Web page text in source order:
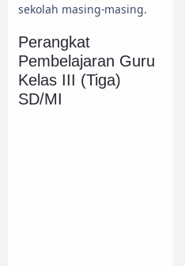
sekolah masing-masing.
Perangkat
Pembelajaran Guru
Kelas III (Tiga)
SD/MI